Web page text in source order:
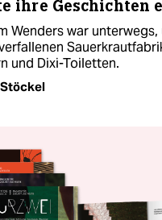
ihre Geschichten
Wenders war unterwegs,
und Dixi-Toiletten.